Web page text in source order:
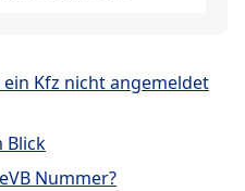
Kfz nicht angemeldet
Blick
Nummer?